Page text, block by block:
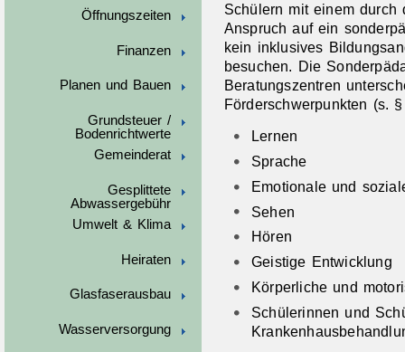
Öffnungszeiten
Finanzen
Planen und Bauen
Grundsteuer /
Bodenrichtwerte
Gemeinderat
Gesplittete
Abwassergebühr
Umwelt & Klima
Heiraten
Glasfaserausbau
Wasserversorgung
Schülern mit einem durch
Anspruch auf ein
kein inklusives
besuchen. Die
Beratungszentren
Förderschwerpunkten (s.
Lernen
Sprache
Emotionale und
Sehen
Hören
Geistige Entwicklung
Körperliche und
Schülerinnen und